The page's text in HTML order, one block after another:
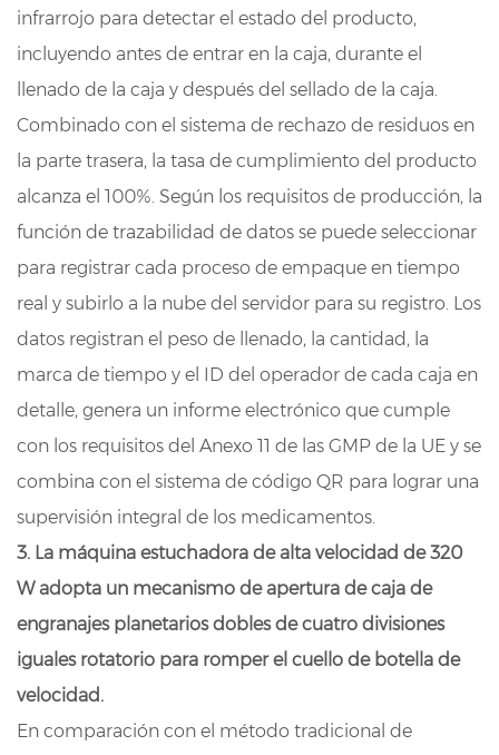
infrarrojo para detectar el estado del producto,
incluyendo antes de entrar en la caja, durante el
llenado de la caja y después del sellado de la caja.
Combinado con el sistema de rechazo de residuos en
la parte trasera, la tasa de cumplimiento del producto
alcanza el 100%. Según los requisitos de producción, la
función de trazabilidad de datos se puede seleccionar
para registrar cada proceso de empaque en tiempo
real y subirlo a la nube del servidor para su registro. Los
datos registran el peso de llenado, la cantidad, la
marca de tiempo y el ID del operador de cada caja en
detalle, genera un informe electrónico que cumple
con los requisitos del Anexo 11 de las GMP de la UE y se
combina con el sistema de código QR para lograr una
supervisión integral de los medicamentos.
3. La máquina estuchadora de alta velocidad de 320
W adopta un mecanismo de apertura de caja de
engranajes planetarios dobles de cuatro divisiones
iguales rotatorio para romper el cuello de botella de
velocidad.
En comparación con el método tradicional de